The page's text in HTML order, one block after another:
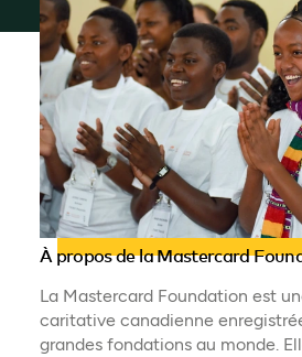
À propos de la Mastercard
La Mastercard Foundation est
caritative canadienne
grandes fondations au monde.